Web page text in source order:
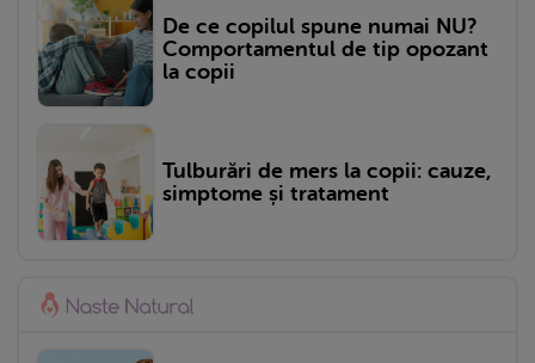
De ce copilul spune numai NU?
Comportamentul de tip opozant
la copii
Tulburări de mers la copii: cauze,
simptome și tratament